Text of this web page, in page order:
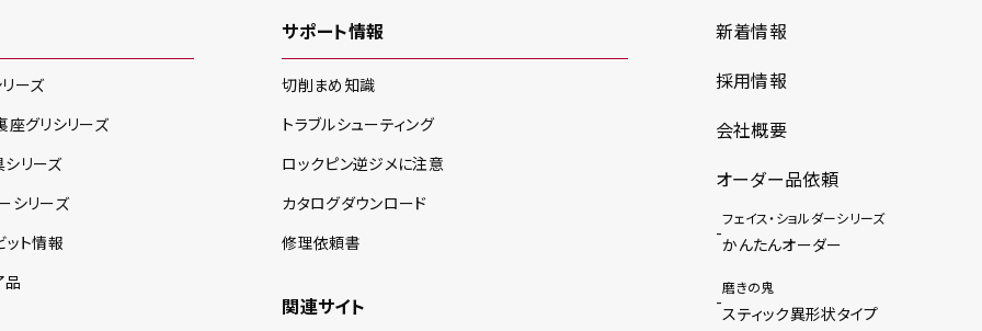
ーズ
座グリシリーズ
シリーズ
シリーズ
ット情報
品
サポート情報
切削まめ知識
トラブルシューティング
ロックピン逆ジメに注意
カタログダウンロード
修理依頼書
関連サイト
新着情報
採用情報
会社概要
オーダー品依頼
フェイス・ショルダーシリーズ
かんたんオーダー
磨きの鬼
スティック異形状タイプ